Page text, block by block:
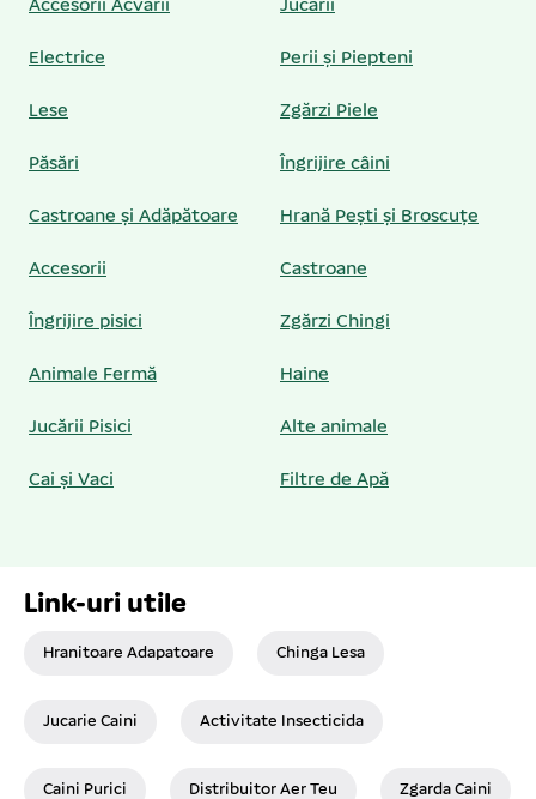
Accesorii Acvarii Jucării
Electrice Perii și Piepteni
Lese Zgărzi Piele
Păsări Îngrijire câini
Castroane și Adăpătoare Hrană Pești și Broscuțe
Accesorii Castroane
Îngrijire pisici Zgărzi Chingi
Animale Fermă Haine
Jucării Pisici Alte animale
Cai și Vaci Filtre de Apă
Link-uri utile
Hranitoare Adapatoare Chinga Lesa
Jucarie Caini Activitate Insecticida
Caini Purici Distribuitor Aer Teu Zgarda Caini